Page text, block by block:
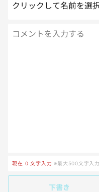
クリックして名前を選
現在 0 文字入力 ※最大500文字入
下書き